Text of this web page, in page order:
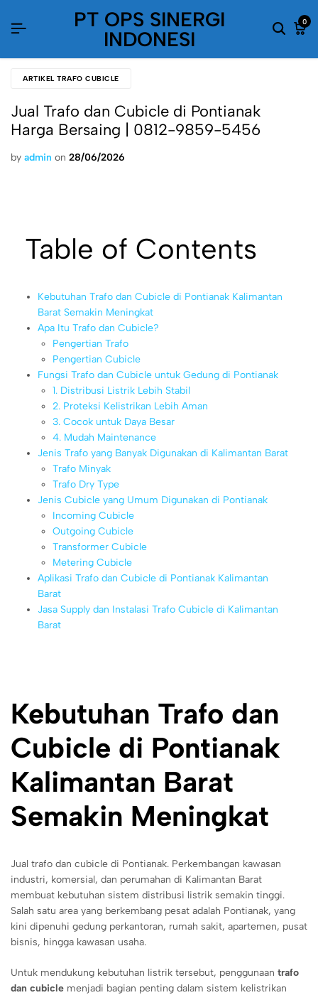
PT OPS SINERGI
INDONESI
0
ARTIKEL TRAFO CUBICLE
Jual Trafo dan Cubicle di Pontianak
Harga Bersaing | 0812-9859-5456
by admin on 28/06/2026
Table of Contents
Kebutuhan Trafo dan Cubicle di Pontianak Kalimantan
Barat Semakin Meningkat
Apa Itu Trafo dan Cubicle?
Pengertian Trafo
Pengertian Cubicle
Fungsi Trafo dan Cubicle untuk Gedung di Pontianak
1. Distribusi Listrik Lebih Stabil
2. Proteksi Kelistrikan Lebih Aman
3. Cocok untuk Daya Besar
4. Mudah Maintenance
Jenis Trafo yang Banyak Digunakan di Kalimantan Barat
Trafo Minyak
Trafo Dry Type
Jenis Cubicle yang Umum Digunakan di Pontianak
Incoming Cubicle
Outgoing Cubicle
Transformer Cubicle
Metering Cubicle
Aplikasi Trafo dan Cubicle di Pontianak Kalimantan
Barat
Jasa Supply dan Instalasi Trafo Cubicle di Kalimantan
Barat
Kebutuhan Trafo dan
Cubicle di Pontianak
Kalimantan Barat
Semakin Meningkat
Jual trafo dan cubicle di Pontianak. Perkembangan kawasan
industri, komersial, dan perumahan di Kalimantan Barat
membuat kebutuhan sistem distribusi listrik semakin tinggi.
Salah satu area yang berkembang pesat adalah Pontianak, yang
kini dipenuhi gedung perkantoran, rumah sakit, apartemen, pusat
bisnis, hingga kawasan usaha.
Untuk mendukung kebutuhan listrik tersebut, penggunaan trafo
dan cubicle menjadi bagian penting dalam sistem kelistrikan